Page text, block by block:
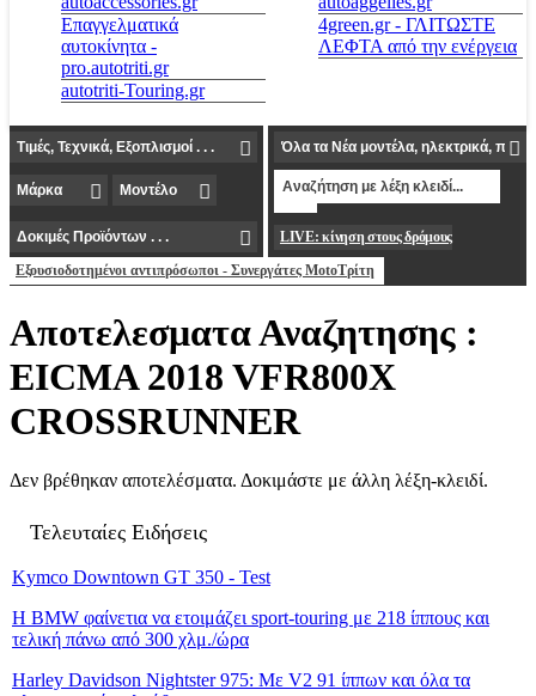
Επαγγελματικά
αυτοκίνητα -
pro.autotriti.gr
autotriti-Touring.gr
4green.gr - ΓΛΙΤΩΣΤΕ
ΛΕΦΤΑ από την ενέργεια
LIVE: κίνηση στους δρόμους
Εξουσιοδοτημένοι αντιπρόσωποι - Συνεργάτες MotoΤρίτη
Αποτελεσματα Αναζητησης :
EICMA 2018 VFR800X
CROSSRUNNER
Δεν βρέθηκαν αποτελέσματα. Δοκιμάστε με άλλη λέξη-κλειδί.
Τελευταίες Ειδήσεις
Kymco Downtown GT 350 - Test
Η BMW φαίνετια να ετοιμάζει sport-touring με 218 ίππους και
τελική πάνω από 300 χλμ./ώρα
Harley Davidson Nightster 975: Με V2 91 ίππων και όλα τα